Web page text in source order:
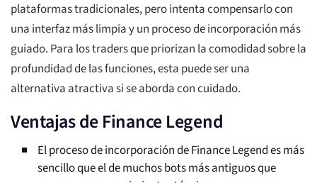
plataformas tradicionales, pero intenta compensarlo con
una interfaz más limpia y un proceso de incorporación más
guiado. Para los traders que priorizan la comodidad sobre la
profundidad de las funciones, esta puede ser una
alternativa atractiva si se aborda con cuidado.
Ventajas de Finance Legend
El proceso de incorporación de Finance Legend es más
sencillo que el de muchos bots más antiguos que